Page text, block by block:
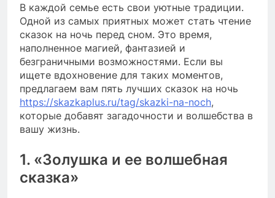
В каждой семье есть свои уютные традиции.
Одной из самых приятных может стать чтение
сказок на ночь перед сном. Это время,
наполненное магией, фантазией и
безграничными возможностями. Если вы
ищете вдохновение для таких моментов,
предлагаем вам пять лучших сказок на ночь
https://skazkaplus.ru/tag/skazki-na-noch,
которые добавят загадочности и волшебства в
вашу жизнь.
1. «Золушка и ее волшебная
сказка»